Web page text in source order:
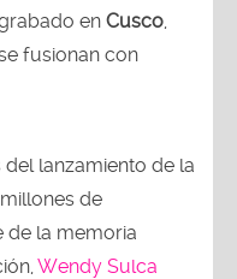
en Cusco
fusionan con
lanzamiento de la
de
la memoria
Wendy Sulca